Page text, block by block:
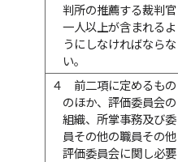
判所の推薦する裁判官
一人以上が含まれるよ
うにしなければならな
い。
４
前二項に定めるもの
のほか、評価委員会の
組織、所掌事務及び委
員その他の職員その他
評価委員会に関し必要